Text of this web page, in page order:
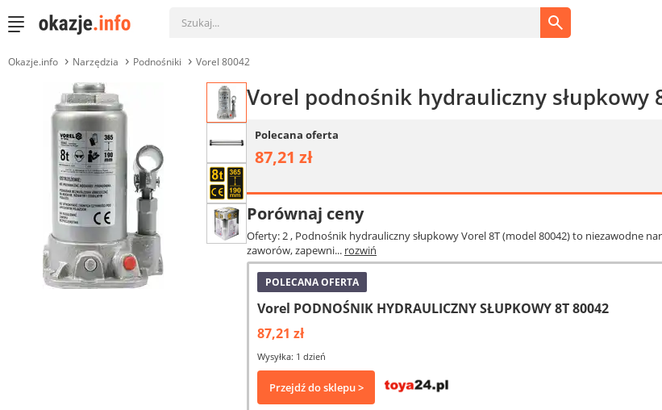
Okazje.info Narzędzia Podnośniki Vorel 80042
Vorel podnośnik hydrauliczny słupkowy
Polecana oferta
87,21 zł
Porównaj ceny
Oferty: 2, Podnośnik hydrauliczny słupkowy Vorel 8T (model 80042) to niezawodne
zaworów, zapewni... rozwiń
POLECANA OFERTA
Vorel PODNOŚNIK HYDRAULICZNY SŁUPKOWY 8T 80042
87,21 zł
Wysyłka: 1 dzień
Przejdź do sklepu >